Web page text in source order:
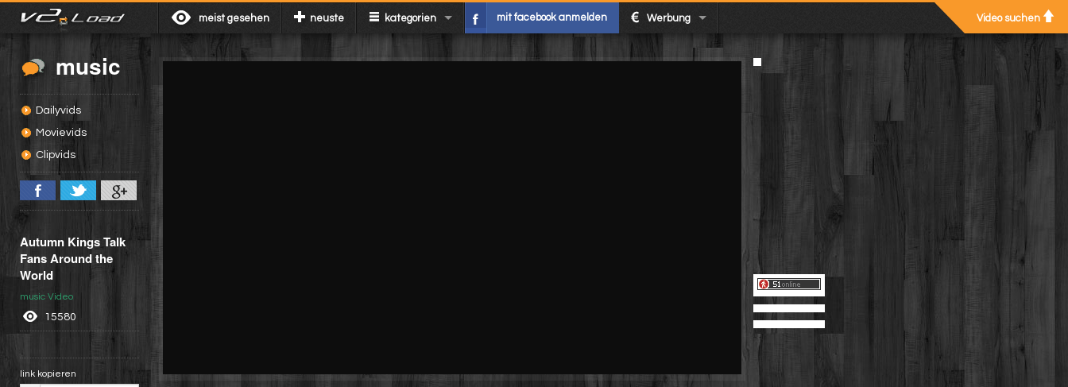
meist gesehen neuste kategorien mit facebook anmelden Werbung Video suchen
music
Dailyvids
Movievids
Clipvids
Autumn Kings Talk
Fans Around the
World
music Video
15580
link kopieren